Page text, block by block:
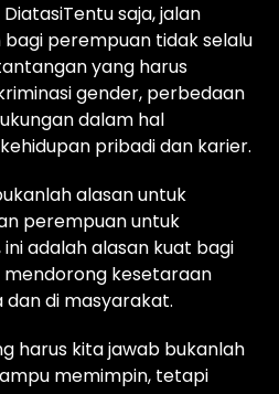
saja, jalan
perempuan tidak selalu
yang harus
gender, perbedaan
dalam hal
pribadi dan karier.
alasan untuk
perempuan untuk
adalah alasan kuat bagi
kesetaraan
di masyarakat.
harus kita jawab bukanlah
memimpin, tetapi